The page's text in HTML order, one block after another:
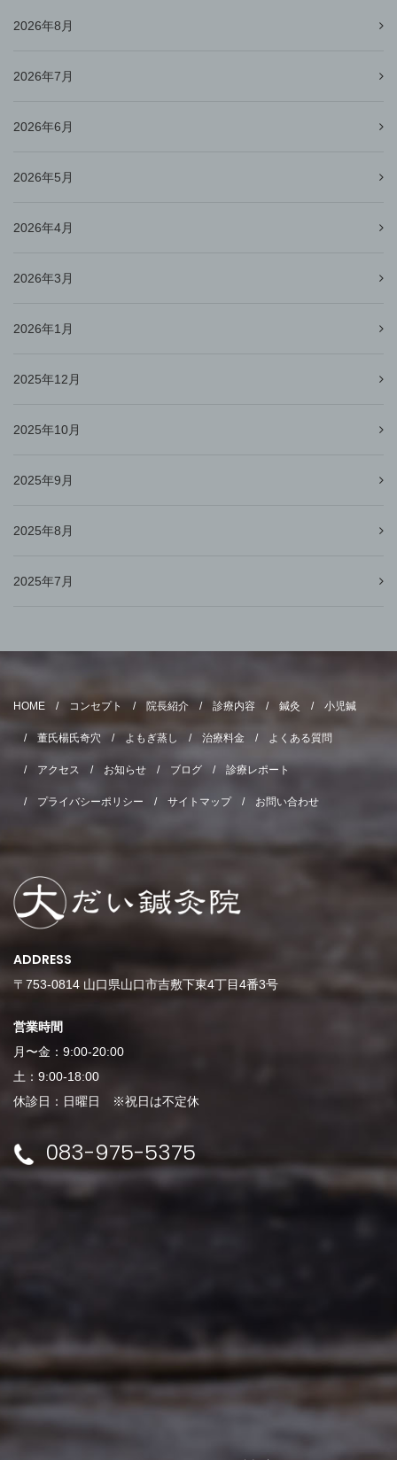
2026年8月
2026年7月
2026年6月
2026年5月
2026年4月
2026年3月
2026年1月
2025年12月
2025年10月
2025年9月
2025年8月
2025年7月
HOME コンセプト 院長紹介 診療内容 鍼灸 小児鍼
董氏楊氏奇穴 よもぎ蒸し 治療料金 よくある質問
アクセス お知らせ ブログ 診療レポート
プライバシーポリシー サイトマップ お問い合わせ
ADDRESS
〒753-0814 山口県山口市吉敷下東4丁目4番3号
営業時間
月〜金：9:00-20:00
土：9:00-18:00
休診日：日曜日 ※祝日は不定休
083-975-5375